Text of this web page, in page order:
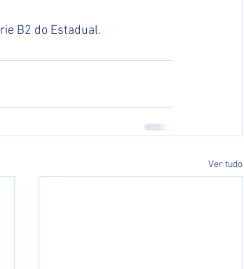
B2 do Estadual.
Ver tudo